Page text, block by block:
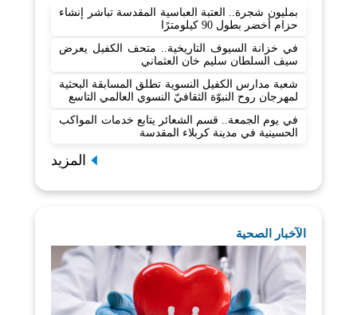
بمليون شجرة.. العتبة العباسية المقدسة تباشر إنشاء
حزام أخضر بطول 90 كيلومترًا
في خزانة السيوف التاريخية.. متحف الكفيل يعرض
سيف السلطان سليم خان العثماني
شعبة مدارس الكفيل النسوية تطلق المسابقة البحثية
لمهرجان روح النبوّة الثقافيّ النسوي العالمي التاسع
في يوم الجمعة.. قسم الشعائر يتابع خدمات المواكب
الحسينية في مدينة كربلاء المقدسة
المزيد
الآخبار الصحية